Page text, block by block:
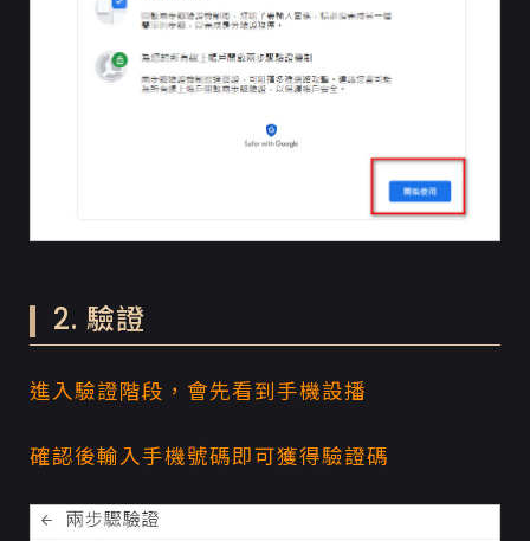
2. 驗證
進入驗證階段，會先看到手機設播
確認後輸入手機號碼即可獲得驗證碼